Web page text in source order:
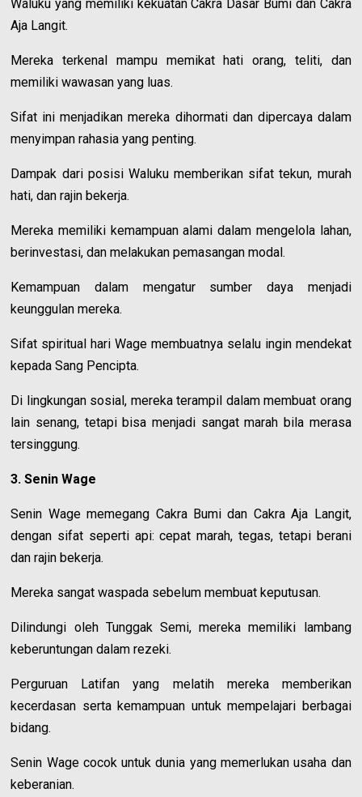
Waluku yang memiliki kekuatan Cakra Dasar Bumi dan Cakra
Aja Langit.
Mereka terkenal mampu memikat hati orang, teliti, dan
memiliki wawasan yang luas.
Sifat ini menjadikan mereka dihormati dan dipercaya dalam
menyimpan rahasia yang penting.
Dampak dari posisi Waluku memberikan sifat tekun, murah
hati, dan rajin bekerja.
Mereka memiliki kemampuan alami dalam mengelola lahan,
berinvestasi, dan melakukan pemasangan modal.
Kemampuan dalam mengatur sumber daya menjadi
keunggulan mereka.
Sifat spiritual hari Wage membuatnya selalu ingin mendekat
kepada Sang Pencipta.
Di lingkungan sosial, mereka terampil dalam membuat orang
lain senang, tetapi bisa menjadi sangat marah bila merasa
tersinggung.
3. Senin Wage
Senin Wage memegang Cakra Bumi dan Cakra Aja Langit,
dengan sifat seperti api: cepat marah, tegas, tetapi berani
dan rajin bekerja.
Mereka sangat waspada sebelum membuat keputusan.
Dilindungi oleh Tunggak Semi, mereka memiliki lambang
keberuntungan dalam rezeki.
Perguruan Latifan yang melatih mereka memberikan
kecerdasan serta kemampuan untuk mempelajari berbagai
bidang.
Senin Wage cocok untuk dunia yang memerlukan usaha dan
keberanian.